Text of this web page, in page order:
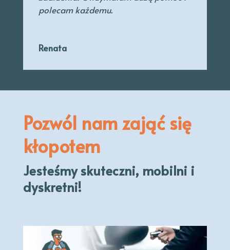
polecam każdemu.
Renata
Pozwól nam zająć się
kłopotem
Jesteśmy skuteczni, mobilni i
dyskretni!